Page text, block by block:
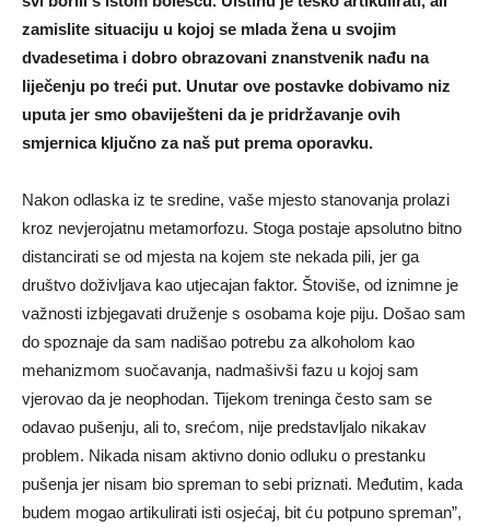
zamislite situaciju u kojoj se mlada žena u svojim
dvadesetima i dobro obrazovani znanstvenik nađu na
liječenju po treći put. Unutar ove postavke dobivamo niz
uputa jer smo obaviješteni da je pridržavanje ovih
smjernica ključno za naš put prema oporavku.
Nakon odlaska iz te sredine, vaše mjesto stanovanja prolazi
kroz nevjerojatnu metamorfozu. Stoga postaje apsolutno bitno
distancirati se od mjesta na kojem ste nekada pili, jer ga
društvo doživljava kao utjecajan faktor. Štoviše, od iznimne je
važnosti izbjegavati druženje s osobama koje piju. Došao sam
do spoznaje da sam nadišao potrebu za alkoholom kao
mehanizmom suočavanja, nadmašivši fazu u kojoj sam
vjerovao da je neophodan. Tijekom treninga često sam se
odavao pušenju, ali to, srećom, nije predstavljalo nikakav
problem. Nikada nisam aktivno donio odluku o prestanku
pušenja jer nisam bio spreman to sebi priznati. Međutim, kada
budem mogao artikulirati isti osjećaj, bit ću potpuno spreman”,